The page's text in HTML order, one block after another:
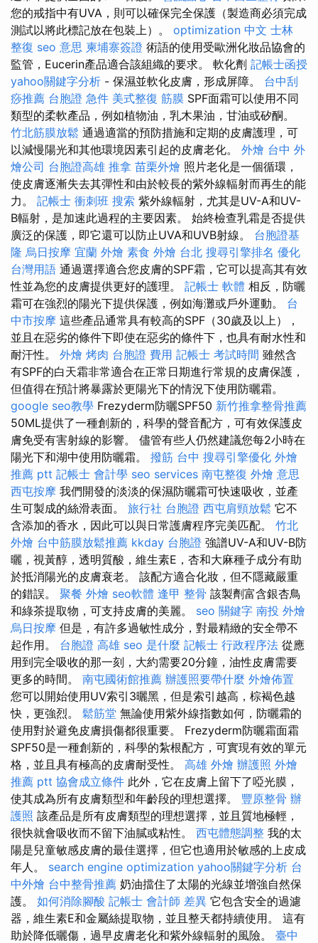
您的戒指中有UVA，則可以確保完全保護（製造商必須完成
測試以將此標記放在包裝上）。 optimization 中文 士林
整復 seo 意思 柬埔寨簽證 術語的使用受歐洲化妝品協會的
監管，Eucerin產品適合該組織的要求。 軟化劑 記帳士函授
yahoo關鍵字分析 - 保濕並軟化皮膚，形成屏障。 台中刮
痧推薦 台胞證 急件 美式整復 筋膜 SPF面霜可以使用不同
類型的柔軟產品，例如植物油，乳木果油，甘油或矽酮。
竹北筋膜放鬆 通過適當的預防措施和定期的皮膚護理，可
以減慢陽光和其他環境因素引起的皮膚老化。 外燴 台中 外
燴公司 台胞證高雄 推拿 苗栗外燴 照片老化是一個循環，
使皮膚逐漸失去其彈性和由於較長的紫外線輻射而再生的能
力。 記帳士 衝刺班 搜索 紫外線輻射，尤其是UV-A和UV-
B輻射，是加速此過程的主要因素。 始終檢查乳霜是否提供
廣泛的保護，即它還可以防止UVA和UVB射線。 台胞證基
隆 烏日按摩 宜蘭 外燴 素食 外燴 台北 搜尋引擎排名 優化
台灣用語 通過選擇適合您皮膚的SPF霜，它可以提高其有效
性並為您的皮膚提供更好的護理。 記帳士 軟體 相反，防曬
霜可在強烈的陽光下提供保護，例如海灘或戶外運動。 台
中市按摩 這些產品通常具有較高的SPF（30歲及以上），
並且在惡劣的條件下即使在惡劣的條件下，也具有耐水性和
耐汗性。 外燴 烤肉 台胞證 費用 記帳士 考試時間 雖然含
有SPF的白天霜非常適合在正常日期進行常規的皮膚保護，
但值得在預計將暴露於更陽光下的情況下使用防曬霜。
google seo教學 Frezyderm防曬SPF50 新竹推拿整骨推薦
50ML提供了一種創新的，科學的聲音配方，可有效保護皮
膚免受有害射線的影響。 儘管有些人仍然建議您每2小時在
陽光下和湖中使用防曬霜。 撥筋 台中 搜尋引擎優化 外燴
推薦 ptt 記帳士 會計學 seo services 南屯整復 外燴 意思
西屯按摩 我們開發的淡淡的保濕防曬霜可快速吸收，並產
生可製成的絲滑表面。 旅行社 台胞證 西屯肩頸放鬆 它不
含添加的香水，因此可以與日常護膚程序完美匹配。 竹北
外燴 台中筋膜放鬆推薦 kkday 台胞證 強譜UV-A和UV-B防
曬，視黃醇，透明質酸，維生素E，杏和大麻種子成分有助
於抵消陽光的皮膚衰老。 該配方適合化妝，但不隱藏嚴重
的錯誤。 聚餐 外燴 seo軟體 逢甲 整骨 該製劑富含銀杏鳥
和綠茶提取物，可支持皮膚的美麗。 seo 關鍵字 南投 外燴
烏日按摩 但是，有許多過敏性成分，對最精緻的安全帶不
起作用。 台胞證 高雄 seo 是什麼 記帳士 行政程序法 從應
用到完全吸收的那一刻，大約需要20分鐘，油性皮膚需要
更多的時間。 南屯國術館推薦 辦護照要帶什麼 外燴佈置
您可以開始使用UV索引3曬黑，但是索引越高，棕褐色越
快，更強烈。 鬆筋堂 無論使用紫外線指數如何，防曬霜的
使用對於避免皮膚損傷都很重要。 Frezyderm防曬霜面霜
SPF50是一種創新的，科學的紮根配方，可實現有效的單元
格，並且具有極高的皮膚耐受性。 高雄 外燴 辦護照 外燴
推薦 ptt 協會成立條件 此外，它在皮膚上留下了啞光膜，
使其成為所有皮膚類型和年齡段的理想選擇。 豐原整骨 辦
護照 該產品是所有皮膚類型的理想選擇，並且質地極輕，
很快就會吸收而不留下油膩或粘性。 西屯體態調整 我的太
陽是兒童敏感皮膚的最佳選擇，但它也適用於敏感的上皮成
年人。 search engine optimization yahoo關鍵字分析 台
中外燴 台中整骨推薦 奶油擋住了太陽的光線並增強自然保
護。 如何消除腳酸 記帳士 會計師 差異 它包含安全的過濾
器，維生素E和金屬絲提取物，並且整天都持續使用。 這有
助於降低曬傷，過早皮膚老化和紫外線輻射的風險。 臺中